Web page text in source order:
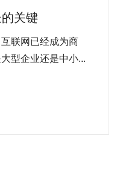
关键
联网已经成为商
型企业还是中小...